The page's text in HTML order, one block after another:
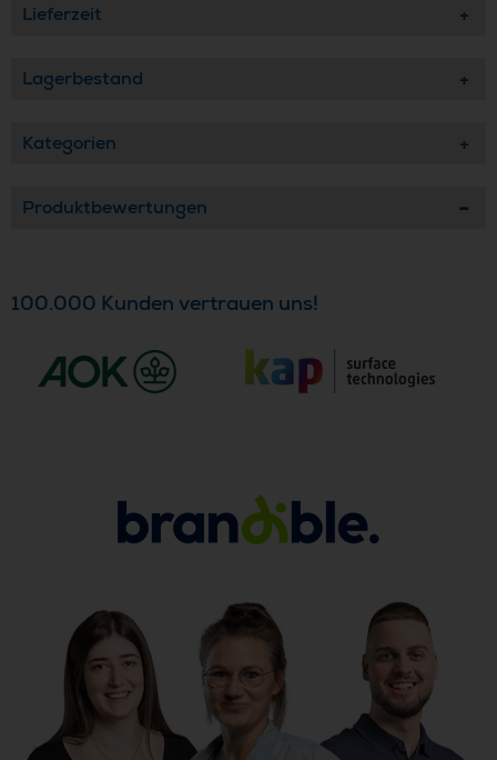
Lieferzeit
Lagerbestand
Kategorien
Produktbewertungen
100.000 Kunden vertrauen uns!